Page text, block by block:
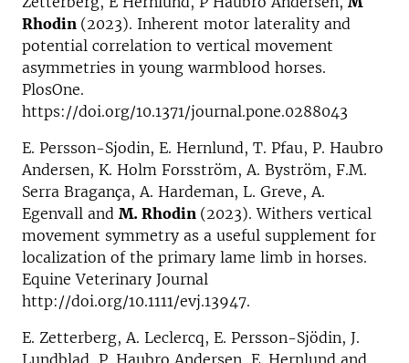
Rhodin (2023). Inherent motor laterality and
potential correlation to vertical movement
asymmetries in young warmblood horses.
PlosOne.
https://doi.org/10.1371/journal.pone.0288043
E. Persson-Sjodin, E. Hernlund, T. Pfau, P. Haubro
Andersen, K. Holm Forsström, A. Byström, F.M.
Serra Bragança, A. Hardeman, L. Greve, A.
Egenvall and M. Rhodin (2023). Withers vertical
movement symmetry as a useful supplement for
localization of the primary lame limb in horses.
Equine Veterinary Journal
http://doi.org/10.1111/evj.13947.
E. Zetterberg, A. Leclercq, E. Persson-Sjödin, J.
Lundblad, P. Haubro Andersen, E. Hernlund and